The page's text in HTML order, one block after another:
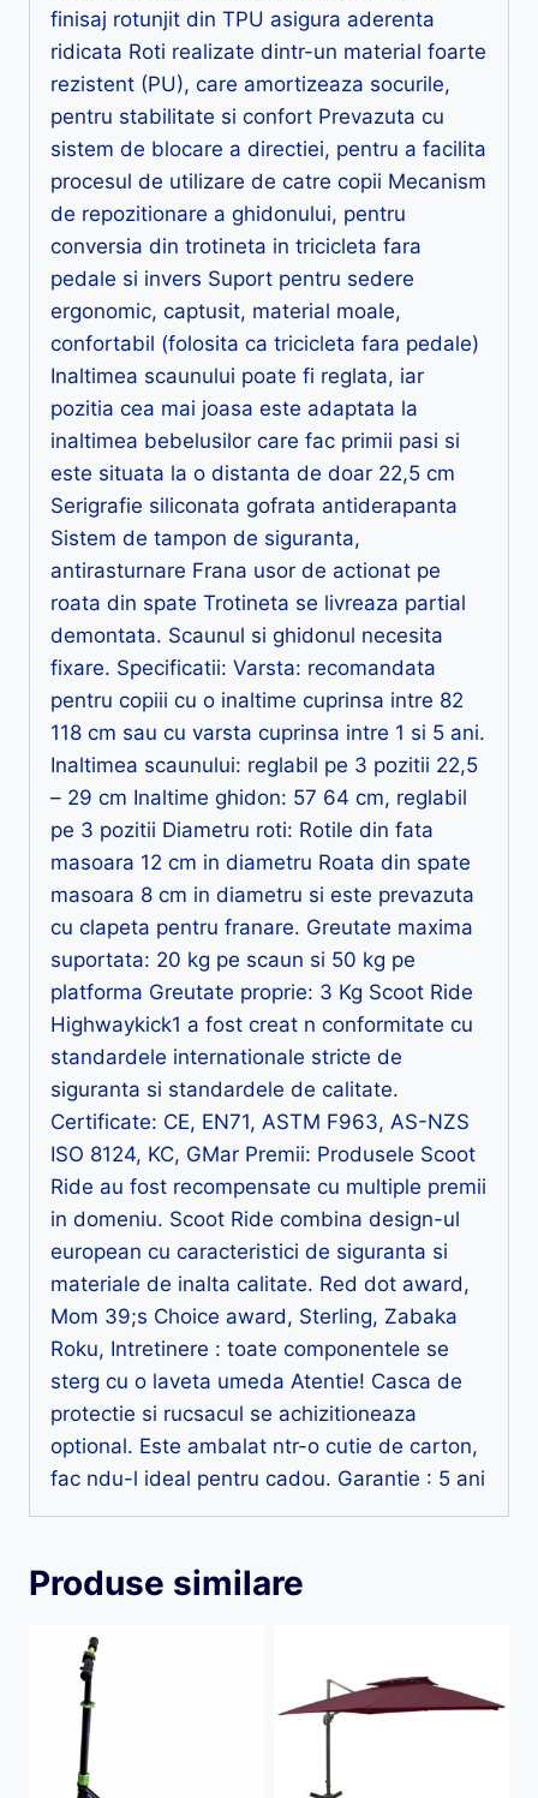
finisaj rotunjit din TPU asigura aderenta
ridicata Roti realizate dintr-un material foarte
rezistent (PU), care amortizeaza socurile,
pentru stabilitate si confort Prevazuta cu
sistem de blocare a directiei, pentru a facilita
procesul de utilizare de catre copii Mecanism
de repozitionare a ghidonului, pentru
conversia din trotineta in tricicleta fara
pedale si invers Suport pentru sedere
ergonomic, captusit, material moale,
confortabil (folosita ca tricicleta fara pedale)
Inaltimea scaunului poate fi reglata, iar
pozitia cea mai joasa este adaptata la
inaltimea bebelusilor care fac primii pasi si
este situata la o distanta de doar 22,5 cm
Serigrafie siliconata gofrata antiderapanta
Sistem de tampon de siguranta,
antirasturnare Frana usor de actionat pe
roata din spate Trotineta se livreaza partial
demontata. Scaunul si ghidonul necesita
fixare. Specificatii: Varsta: recomandata
pentru copiii cu o inaltime cuprinsa intre 82
118 cm sau cu varsta cuprinsa intre 1 si 5 ani.
Inaltimea scaunului: reglabil pe 3 pozitii 22,5
– 29 cm Inaltime ghidon: 57 64 cm, reglabil
pe 3 pozitii Diametru roti: Rotile din fata
masoara 12 cm in diametru Roata din spate
masoara 8 cm in diametru si este prevazuta
cu clapeta pentru franare. Greutate maxima
suportata: 20 kg pe scaun si 50 kg pe
platforma Greutate proprie: 3 Kg Scoot Ride
Highwaykick1 a fost creat n conformitate cu
standardele internationale stricte de
siguranta si standardele de calitate.
Certificate: CE, EN71, ASTM F963, AS-NZS
ISO 8124, KC, GMar Premii: Produsele Scoot
Ride au fost recompensate cu multiple premii
in domeniu. Scoot Ride combina design-ul
european cu caracteristici de siguranta si
materiale de inalta calitate. Red dot award,
Mom 39;s Choice award, Sterling, Zabaka
Roku, Intretinere : toate componentele se
sterg cu o laveta umeda Atentie! Casca de
protectie si rucsacul se achizitioneaza
optional. Este ambalat ntr-o cutie de carton,
fac ndu-l ideal pentru cadou. Garantie : 5 ani
Produse similare